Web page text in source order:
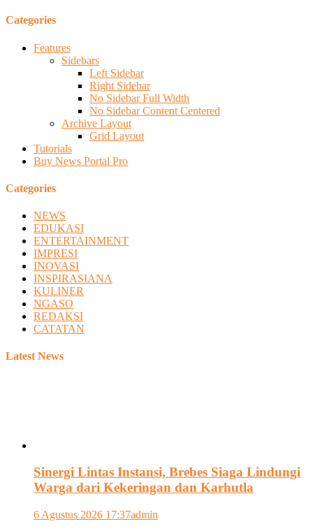
Categories
Features
Sidebars
Left Sidebar
Right Sidebar
No Sidebar Full Width
No Sidebar Content Centered
Archive Layout
Grid Layout
Tutorials
Buy News Portal Pro
Categories
NEWS
EDUKASI
ENTERTAINMENT
IMPRESI
INOVASI
INSPIRASIANA
KULINER
NGASO
REDAKSI
CATATAN
Latest News
Sinergi Lintas Instansi, Brebes Siaga Lindungi
Warga dari Kekeringan dan Karhutla
6 Agustus 2026 17:37admin